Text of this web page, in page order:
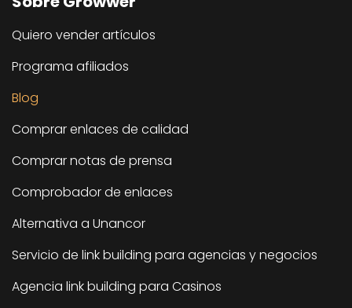
Quiero vender artículos
Programa afiliados
Blog
Comprar enlaces de calidad
Comprar notas de prensa
Comprobador de enlaces
Alternativa a Unancor
Servicio de link building para agencias y negocios
Agencia link building para Casinos